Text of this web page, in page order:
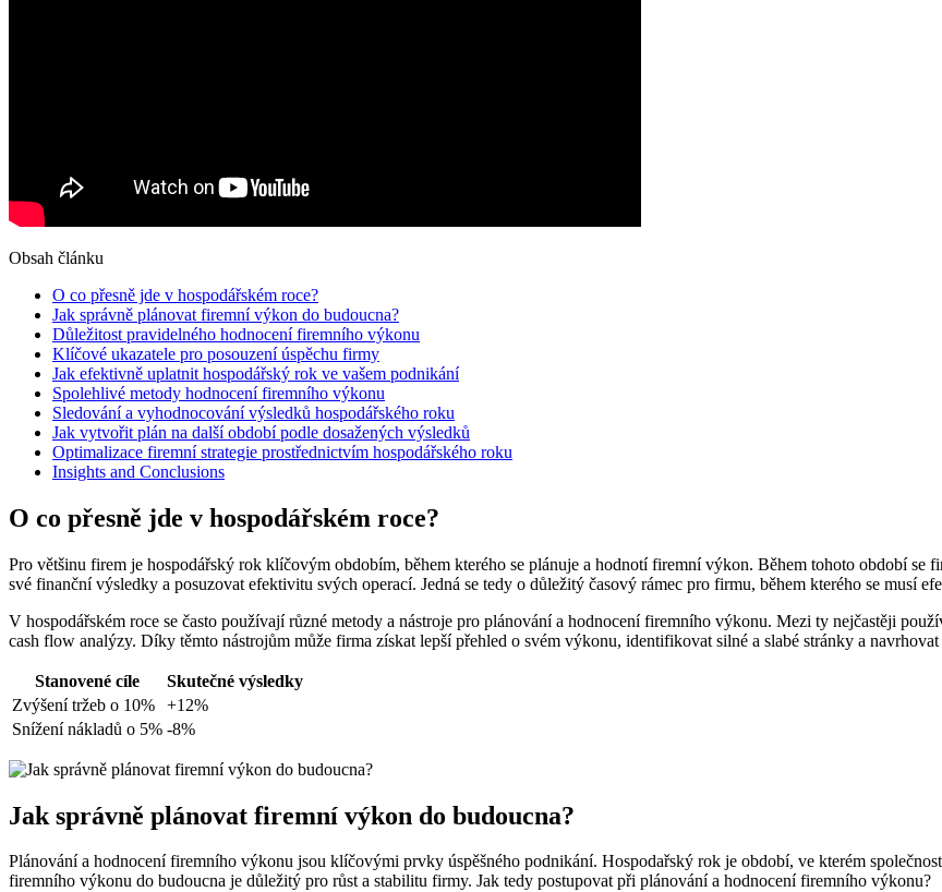
Obsah článku
O co přesně jde v hospodářském roce?
Jak správně plánovat firemní výkon do budoucna?
Důležitost pravidelného hodnocení firemního výkonu
Klíčové ukazatele pro posouzení úspěchu firmy
Jak efektivně uplatnit hospodářský rok ve vašem podnikání
Spolehlivé metody hodnocení firemního výkonu
Sledování a vyhodnocování výsledků hospodářského roku
Jak vytvořit plán na další období podle dosažených výsledků
Optimalizace firemní strategie prostřednictvím hospodářského roku
Insights and Conclusions
O co přesně jde v hospodářském roce?
Pro většinu firem je hospodářský rok klíčovým obdobím, během kterého se plánuje a hodnotí firemní výkon. Během tohoto období se
své finanční výsledky a posuzovat efektivitu svých operací. Jedná se tedy o důležitý časový rámec pro firmu, během kterého se musí
V hospodářském roce se často používají různé metody a nástroje pro plánování a hodnocení firemního výkonu. Mezi ty nejčastěji
cash flow analýzy. Díky těmto nástrojům může firma získat lepší přehled o svém výkonu, identifikovat silné a slabé stránky a
Stanovené cíle
Skutečné výsledky
Zvýšení tržeb o 10%
+12%
Snížení nákladů o 5% -8%
Jak správně plánovat firemní výkon do budoucna?
Plánování a hodnocení firemního výkonu jsou klíčovými prvky úspěšného podnikání. Hospodařský rok je období, ve kterém
firemního výkonu do budoucna je důležitý pro růst a stabilitu firmy. Jak tedy postupovat při plánování a hodnocení firemního výkonu?